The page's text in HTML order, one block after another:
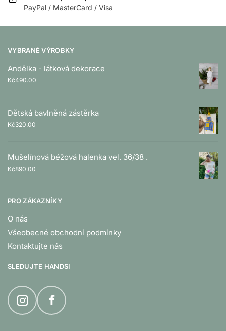
PayPal / MasterCard / Visa
VYBRANÉ VÝROBKY
Andělka - látková dekorace
Kč490.00
Dětská bavlněná zástěrka
Kč320.00
Mušelínová béžová halenka vel. 36/38 .
Kč890.00
PRO ZÁKAZNÍKY
O nás
Všeobecné obchodní podmínky
Kontaktujte nás
SLEDUJTE HANDSI